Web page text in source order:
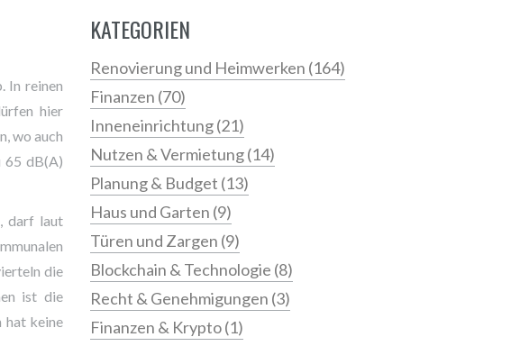
In reinen
hier
wo auch
65 dB(A)
darf laut
die
ist die
hat keine
KATEGORIEN
Renovierung und Heimwerken (164)
Finanzen (70)
Inneneinrichtung(21)
Nutzen & Vermietung(14)
Planung & Budget (13)
Haus und Garten (9)
Türen und Zargen (9)
Blockchain & Technologie (8)
Recht & Genehmigungen (3)
Finanzen & Krypto(1)